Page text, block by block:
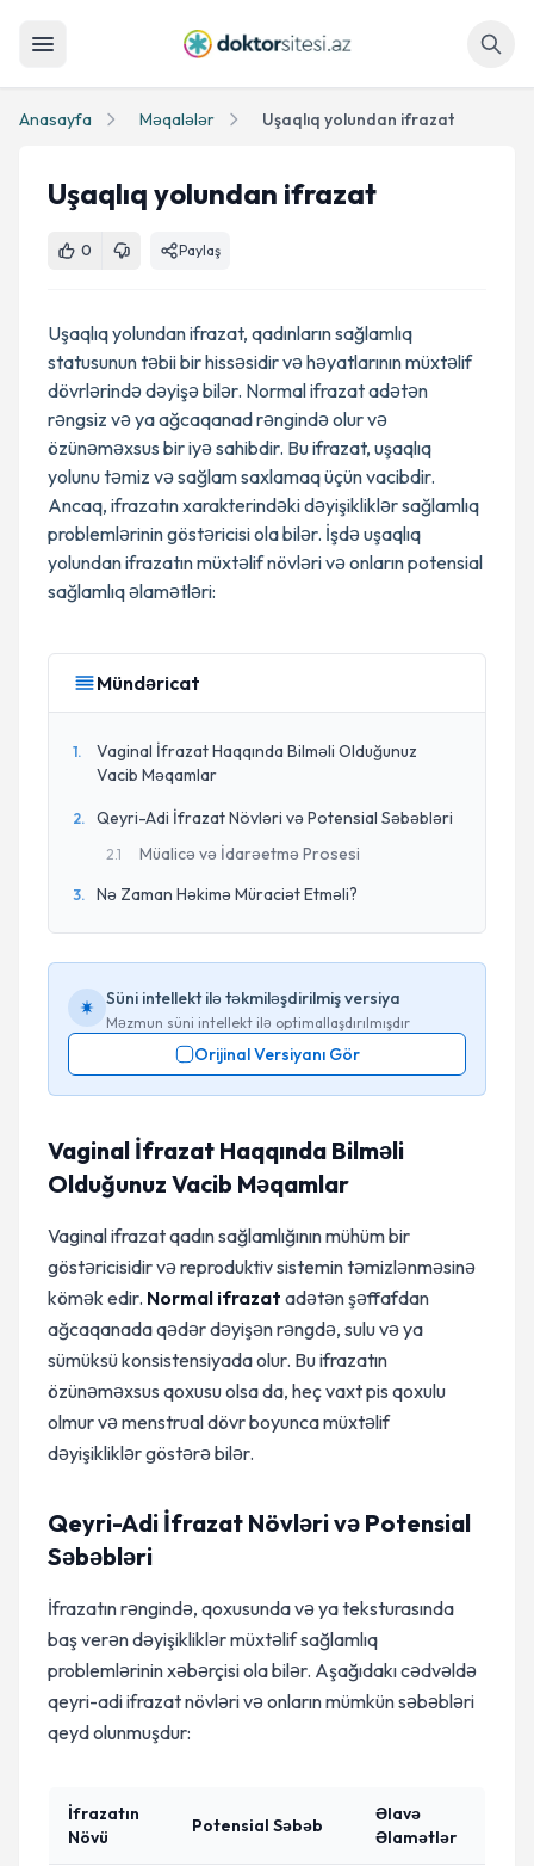
Anasayfa Məqalələr Uşaqlıq yolundan ifrazat
Uşaqlıq yolundan ifrazat
0 Paylaş
Uşaqlıq yolundan ifrazat, qadınların sağlamlıq
statusunun təbii bir hissəsidir və həyatlarının müxtəlif
dövrlərində dəyişə bilər. Normal ifrazat adətən
rəngsiz və ya ağcaqanad rəngində olur və
özünəməxsus bir iyə sahibdir. Bu ifrazat, uşaqlıq
yolunu təmiz və sağlam saxlamaq üçün vacibdir.
Ancaq, ifrazatın xarakterindəki dəyişikliklər sağlamlıq
problemlərinin göstəricisi ola bilər. İşdə uşaqlıq
yolundan ifrazatın müxtəlif növləri və onların potensial
sağlamlıq əlamətləri:
Mündəricat
1.
Vaginal İfrazat Haqqında Bilməli Olduğunuz
Vacib Məqamlar
2. Qeyri-Adi İfrazat Növləri və Potensial Səbəbləri
2.1 Müalicə və İdarəetmə Prosesi
3. Nə Zaman Həkimə Müraciət Etməli?
Süni intellekt ilə təkmiləşdirilmiş versiya
Məzmun süni intellekt ilə optimallaşdırılmışdır
Orijinal Versiyanı Gör
Vaginal İfrazat Haqqında Bilməli
Olduğunuz Vacib Məqamlar
Vaginal ifrazat qadın sağlamlığının mühüm bir
göstəricisidir və reproduktiv sistemin təmizlənməsinə
kömək edir. Normal ifrazat adətən şəffafdan
ağcaqanada qədər dəyişən rəngdə, sulu və ya
sümüksü konsistensiyada olur. Bu ifrazatın
özünəməxsus qoxusu olsa da, heç vaxt pis qoxulu
olmur və menstrual dövr boyunca müxtəlif
dəyişikliklər göstərə bilər.
Qeyri-Adi İfrazat Növləri və Potensial
Səbəbləri
İfrazatın rəngində, qoxusunda və ya teksturasında
baş verən dəyişikliklər müxtəlif sağlamlıq
problemlərinin xəbərçisi ola bilər. Aşağıdakı cədvəldə
qeyri-adi ifrazat növləri və onların mümkün səbəbləri
qeyd olunmuşdur:
İfrazatın
Növü
Potensial Səbəb
Əlavə
Əlamətlər